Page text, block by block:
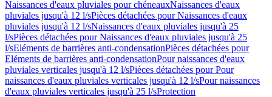
Naissances d'eaux pluviales pour chéneauxNaissances d'eaux
pluviales jusqu'à 12 l/sPièces détachées pour Naissances d'eaux
pluviales jusqu'à 12 l/sNaissances d'eaux pluviales jusqu'à 25
l/sPièces détachées pour Naissances d'eaux pluviales jusqu'à 25
l/sEléments de barrières anti-condensationPièces détachées pour
Eléments de barrières anti-condensationPour naissances d'eaux
pluviales verticales jusqu'à 12 l/sPièces détachées pour Pour
naissances d'eaux pluviales verticales jusqu'à 12 l/sPour naissances
d'eaux pluviales verticales jusqu'à 25 l/sProtection